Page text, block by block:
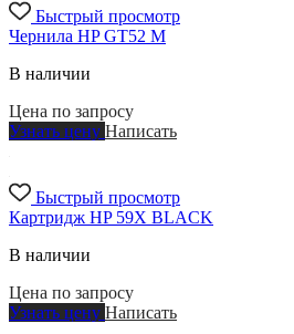
Быстрый просмотр
Чернила HP GT52 M
В наличии
Цена по запросу
Узнать цену Написать
Быстрый просмотр
Картридж HP 59X BLACK
В наличии
Цена по запросу
Узнать цену Написать